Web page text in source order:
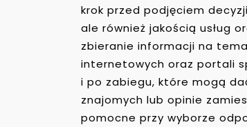
krok przed podjęciem
ale również jakością usług
zbieranie informacji na
internetowych oraz portali
i po zabiegu, które mogą
znajomych lub opinie
pomocne przy wyborze